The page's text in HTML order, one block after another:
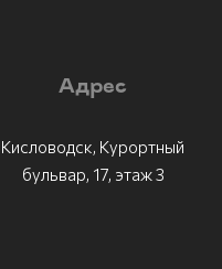
Адрес
Кисловодск, Курортный
бульвар, 17, этаж 3